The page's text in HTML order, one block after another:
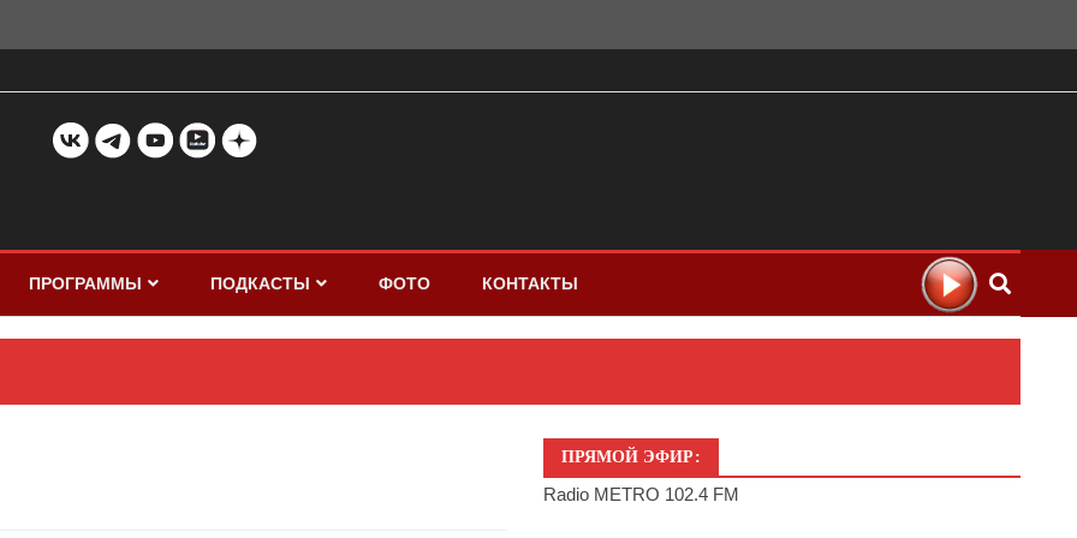
ПРОГРАММЫ ПОДКАСТЫ ФОТО КОНТАКТЫ
ПРЯМОЙ ЭФИР:
Radio METRO 102.4 FM